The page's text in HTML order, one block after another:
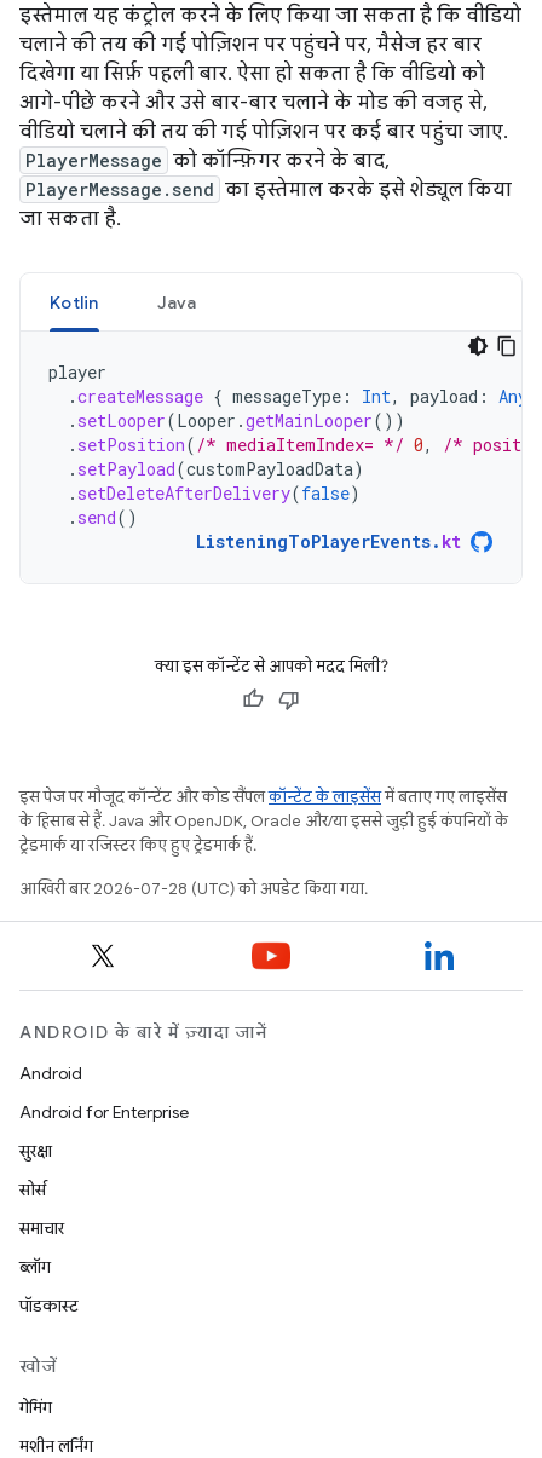
इस्तेमाल यह कंट्रोल करने के लिए किया जा सकता है कि वीडियो
चलाने की तय की गई पोज़िशन पर पहुंचने पर, मैसेज हर बार
दिखेगा या सिर्फ़ पहली बार. ऐसा हो सकता है कि वीडियो को
आगे-पीछे करने और उसे बार-बार चलाने के मोड की वजह से,
वीडियो चलाने की तय की गई पोज़िशन पर कई बार पहुंचा जाए.
PlayerMessage को कॉन्फ़िगर करने के बाद,
PlayerMessage.send का इस्तेमाल करके इसे शेड्यूल किया
जा सकता है.
Kotlin Java
player
.createMessage { messageType : Int, payload : Any?
. setLooper(Looper .getMainLooper())
. setPosition( /* mediaItemIndex= */ 0,
/*
. setPayload(customPayloadData)
. setDeleteAfterDelivery(false)
. send()
ListeningToPlayerEvents. kt
क्या इस कॉन्टेंट से आपको मदद मिली?
इस पेज पर मौजूद कॉन्टेंट और कोड सैंपलकॉन्टेंट के लाइसेंसमें बताए गए लाइसेंस
के हिसाब से हैं. Java और OpenJDK, Oracle और/या इससे जुड़ी हुई कंपनियों के
ट्रेडमार्क या रजिस्टर किए हुए ट्रेडमार्क हैं.
आखिरी बार 2026-07-28 (UTC) को अपडेट किया गया.
ANDROID के बारे में ज़्यादा जानें
Android
Android for Enterprise
सुरक्षा
सोर्स
समाचार
ब्लॉग
पॉडकास्ट
खोजें
गेमिंग
मशीन लर्निंग